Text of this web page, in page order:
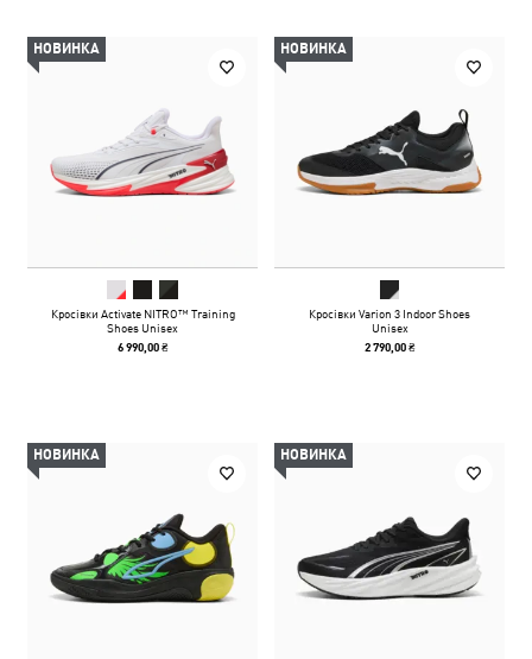
НОВИНКА
Кросівки Activate NITRO™ Training
Shoes Unisex
6 990,00 ₴
НОВИНКА
Кросівки Varion 3 Indoor Shoes
Unisex
2 790,00 ₴
НОВИНКА НОВИНКА